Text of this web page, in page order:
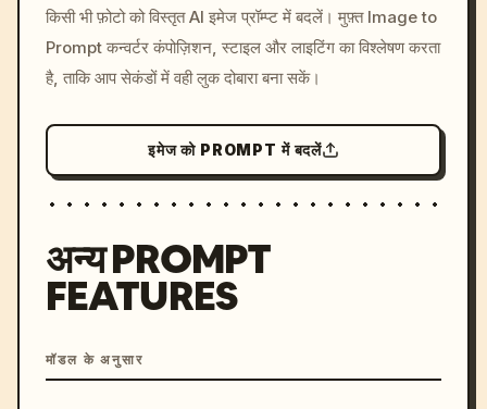
c, cyberpunk sunset, neon
colors, 8k --v 6.0
किसी भी फ़ोटो को विस्तृत AI इमेज प्रॉम्प्ट में बदलें। मुफ़्त Image to
Prompt कन्वर्टर कंपोज़िशन, स्टाइल और लाइटिंग का विश्लेषण करता
है, ताकि आप सेकंडों में वही लुक दोबारा बना सकें।
इमेज को PROMPT में बदलें
अन्य PROMPT
FEATURES
मॉडल के अनुसार